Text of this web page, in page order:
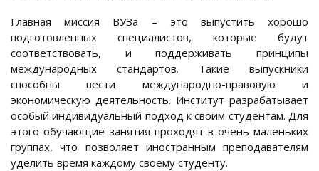
Главная миссия ВУЗа – это выпустить хорошо
подготовленных специалистов, которые будут
соответствовать, и поддерживать принципы
международных стандартов. Такие выпускники
способны вести международно-правовую и
экономическую деятельность. Институт разрабатывает
особый индивидуальный подход к своим студентам. Для
этого обучающие занятия проходят в очень маленьких
группах, что позволяет иностранным преподавателям
уделить время каждому своему студенту.